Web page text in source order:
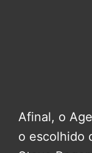
Afinal, o
o escolhido